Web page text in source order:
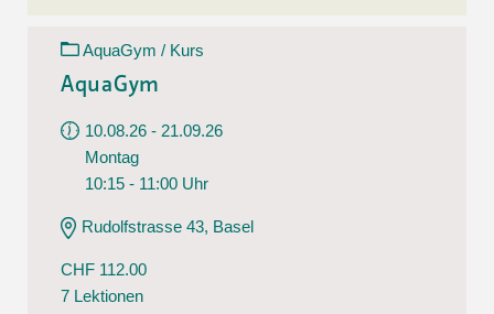
AquaGym / Kurs
AquaGym
10.08.26 - 21.09.26
Montag
10:15 - 11:00 Uhr
Rudolfstrasse 43, Basel
CHF 112.00
7 Lektionen